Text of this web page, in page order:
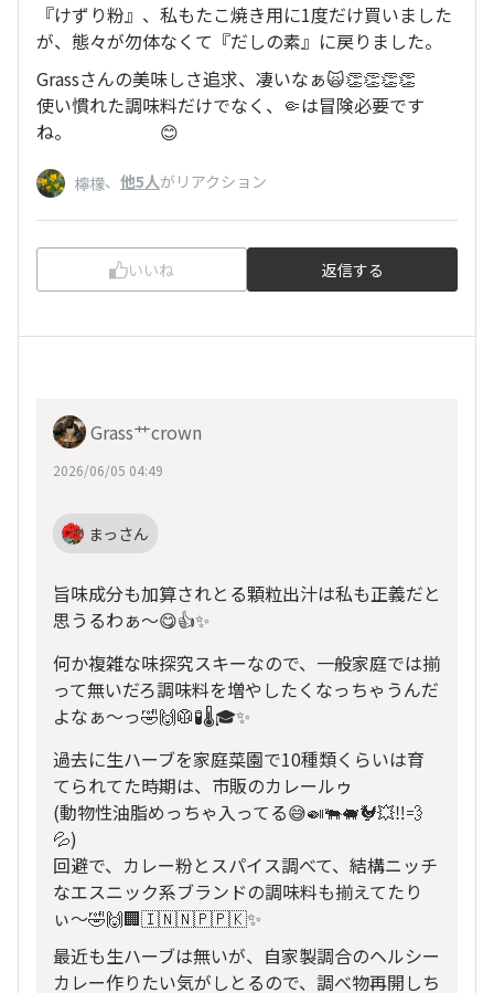
『けずり粉』、私もたこ焼き用に1度だけ買いました
が、態々が勿体なくて『だしの素』に戻りました。
Grassさんの美味しさ追求、凄いなぁ🙀👏👏👏👏
使い慣れた調味料だけでなく、🤏は冒険必要です
ね。 😊
檸檬、 他5人がリアクション
いいね 返信する
Grass艹crown
2026/06/05 04:49
まっさん
旨味成分も加算されとる顆粒出汁は私も正義だと
思うるわぁ〜😋👍✨
何か複雑な味探究スキーなので、一般家庭では揃
って無いだろ調味料を増やしたくなっちゃうんだ
よなぁ〜っ🤣🙌🥼🧪🌡️🎓✨
過去に生ハーブを家庭菜園で10種類くらいは育
てられてた時期は、市販のカレールゥ
(動物性油脂めっちゃ入ってる😅🍛🐃🐖🐓💥‼️💨
💦)
回避で、カレー粉とスパイス調べて、結構ニッチ
なエスニック系ブランドの調味料も揃えてたり
ぃ〜🤣🙌🏢🇮🇳🇳🇵🇵🇰✨
最近も生ハーブは無いが、自家製調合のヘルシー
カレー作りたい気がしとるので、調べ物再開しち